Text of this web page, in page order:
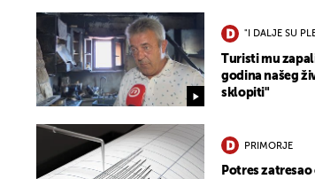
"I DALJE SU
Turisti mu
godina našeg
sklopiti"
PRIMORJE
Potres